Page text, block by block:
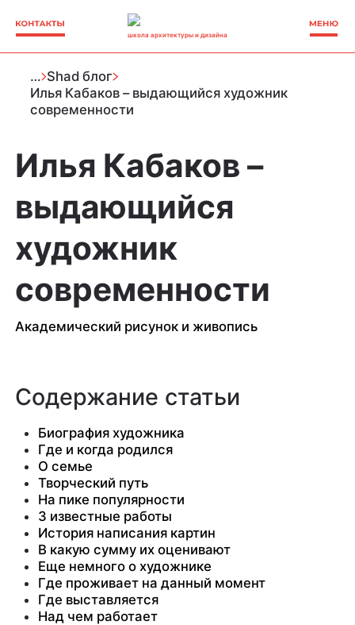
школа архитектуры и дизайна
… Shad блог
Илья Кабаков – выдающийся художник
современности
Илья Кабаков –
выдающийся
художник
современности
Академический рисунок и живопись
Содержание статьи
Биография художника
Где и когда родился
О семье
Творческий путь
На пике популярности
3 известные работы
История написания картин
В какую сумму их оценивают
Еще немного о художнике
Где проживает на данный момент
Где выставляется
Над чем работает